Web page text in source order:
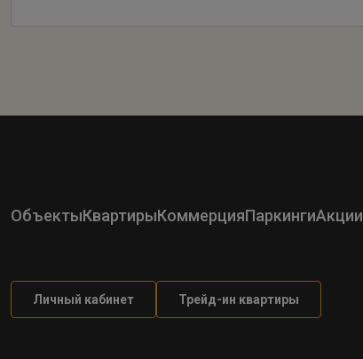
ОбъектыКвартирыКоммерцияПаркингиАкции
Личный кабинет Трейд-ин квартиры